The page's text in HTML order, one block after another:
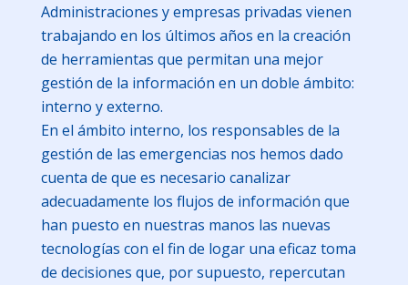
Administraciones y empresas privadas vienen
trabajando en los últimos años en la creación
de herramientas que permitan una mejor
gestión de la información en un doble ámbito:
interno y externo.
En el ámbito interno, los responsables de la
gestión de las emergencias nos hemos dado
cuenta de que es necesario canalizar
adecuadamente los flujos de información que
han puesto en nuestras manos las nuevas
tecnologías con el fin de logar una eficaz toma
de decisiones que, por supuesto, repercutan